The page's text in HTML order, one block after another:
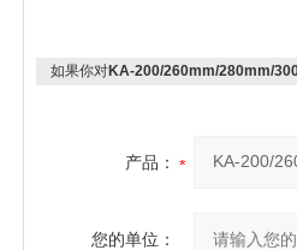
如果你对KA-200/260mm/280mm/
产品：
您的单位：